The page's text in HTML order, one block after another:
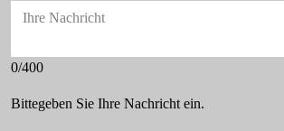
Ihre Nachricht
0/400
Bittegeben Sie Ihre Nachricht ein.